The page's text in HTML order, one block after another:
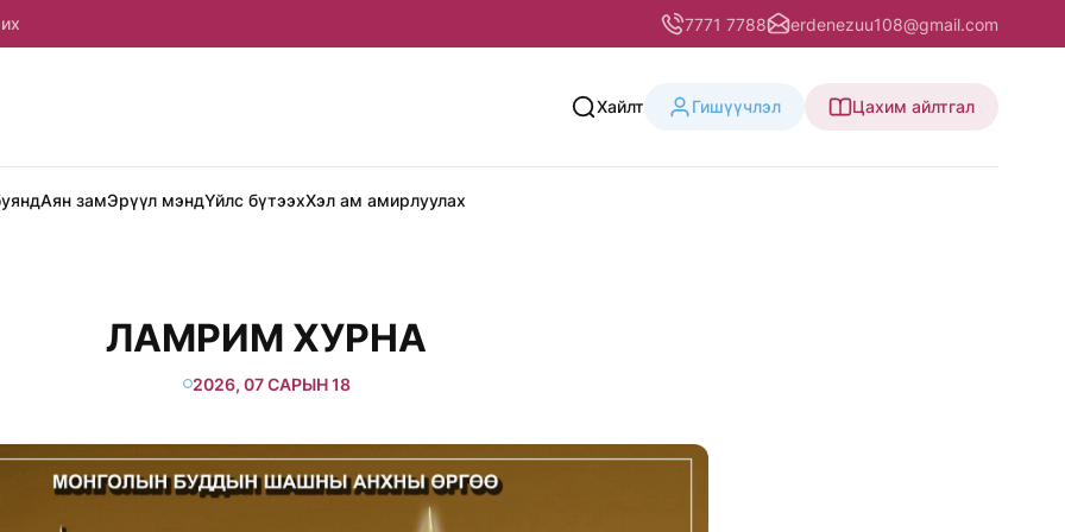
7771 7788 erdenezuu108@gmail.com
Хайлт Гишүүчлэл Цахим айлтгал
Аян замЭрүүл мэндҮйлс бүтээхХэл ам амирлуулах
ЛАМРИМ ХУРНА
2026, 07 САРЫН 18